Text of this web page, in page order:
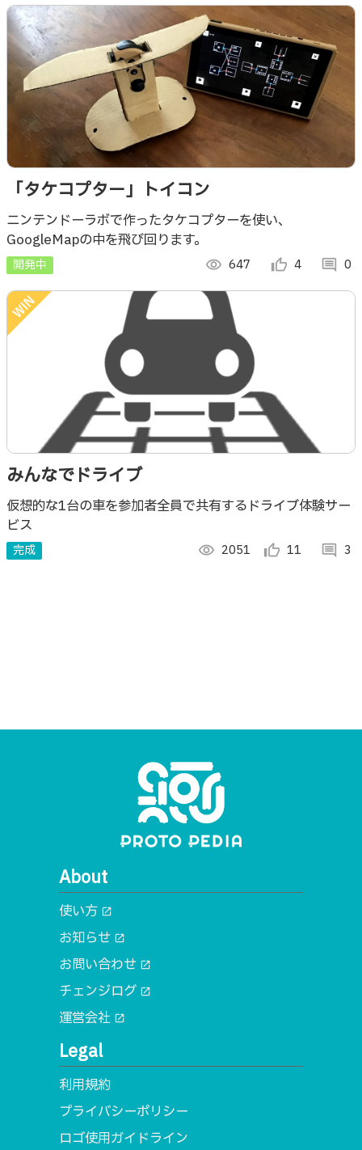
「タケコプター」トイコン
ニンテンドーラボで作ったタケコプターを使い、
GoogleMapの中を飛び回ります。
開発中 visibility 647 thumb_up_alt 4 comment 0
みんなでドライブ
仮想的な1台の車を参加者全員で共有するドライブ体験サー
ビス
完成 visibility 2051 thumb_up_alt 11 comment 3
About
使い方 open_in_new
お知らせ open_in_new
お問い合わせ open_in_new
チェンジログ open_in_new
運営会社 open_in_new
Legal
利用規約
プライバシーポリシー
ロゴ使用ガイドライン